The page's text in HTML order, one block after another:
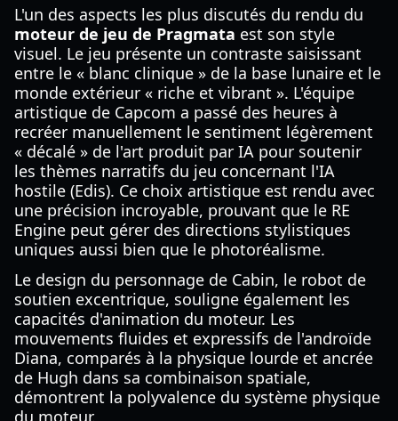
L'un des aspects les plus discutés du rendu du
moteur de jeu de Pragmata est son style
visuel. Le jeu présente un contraste saisissant
entre le « blanc clinique » de la base lunaire et le
monde extérieur « riche et vibrant ». L'équipe
artistique de Capcom a passé des heures à
recréer manuellement le sentiment légèrement
« décalé » de l'art produit par IA pour soutenir
les thèmes narratifs du jeu concernant l'IA
hostile (Edis). Ce choix artistique est rendu avec
une précision incroyable, prouvant que le RE
Engine peut gérer des directions stylistiques
uniques aussi bien que le photoréalisme.
Le design du personnage de Cabin, le robot de
soutien excentrique, souligne également les
capacités d'animation du moteur. Les
mouvements fluides et expressifs de l'androïde
Diana, comparés à la physique lourde et ancrée
de Hugh dans sa combinaison spatiale,
démontrent la polyvalence du système physique
du moteur.